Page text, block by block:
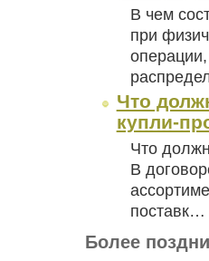
В чем
при
Что
купли-
Что
В
поставк…
Более